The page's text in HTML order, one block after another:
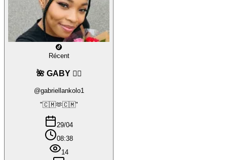
Récent
🌺 GABY ❤️‍🔥
@gabriellankolo1
"🇨🇲🫶🇨🇲"
29/04
08:38
14